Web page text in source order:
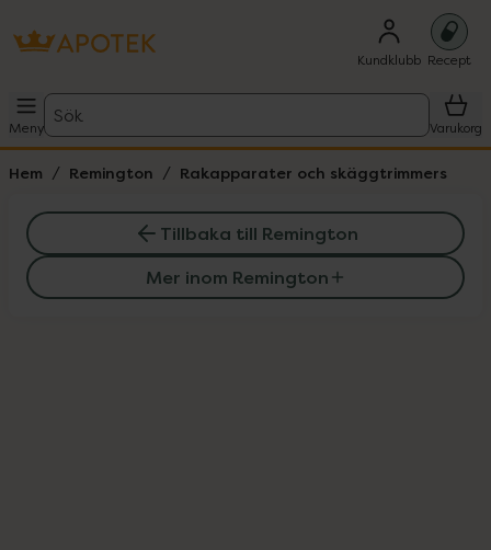
Kundklubb Recept
Meny
Sök
Varukorg
Hem Remington Rakapparater och skäggtrimmers
Tillbaka till Remington
Mer inom Remington